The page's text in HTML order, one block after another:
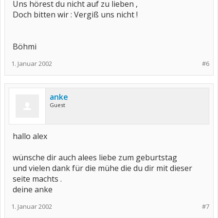
Uns hörest du nicht auf zu lieben ,
Doch bitten wir : Vergiß uns nicht !
Böhmi
#6
1. Januar 2002
anke
Guest
hallo alex
wünsche dir auch alees liebe zum geburtstag
und vielen dank für die mühe die du dir mit dieser
seite machts .
deine anke
#7
1. Januar 2002